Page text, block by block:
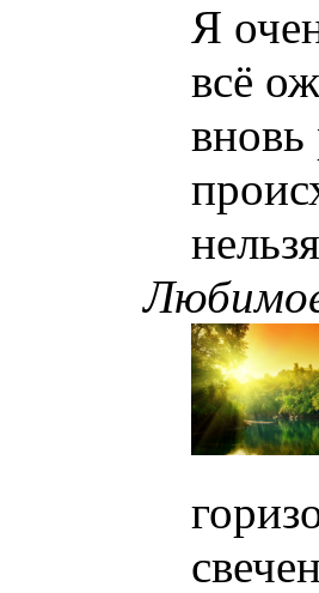
Я
всё
вновь